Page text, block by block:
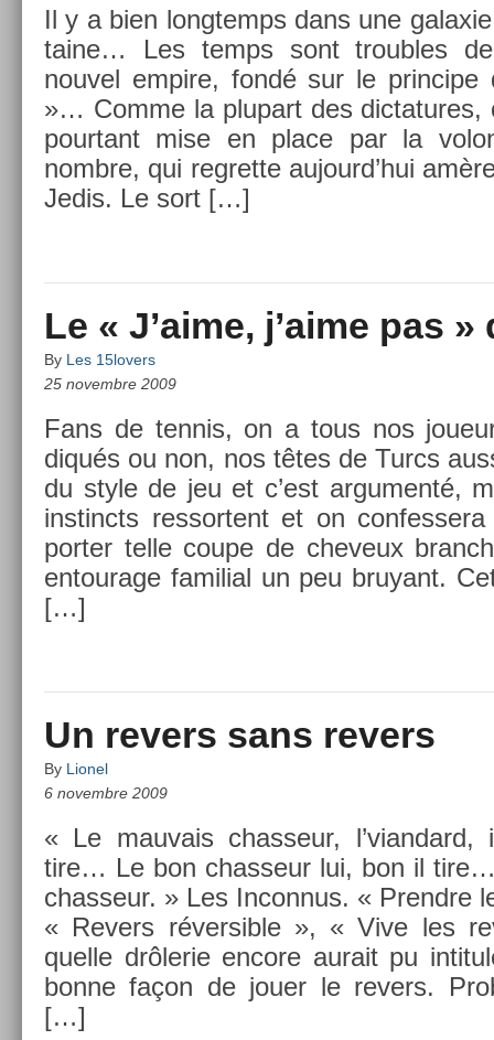
Il y a bien longtemps dans une
taine… Les temps sont troub­les
nouvel em­pire, fondé sur le prin­cipe
»… Comme la plupart des di­cta­tures,
pour­tant mise en place par la
nombre, qui re­gret­te aujourd’hui
Jedis. Le sort […]
Le « J’aime, j’aime pas
By Les 15lovers
25 novembre 2009
Fans de ten­nis, on a tous nos
diqués ou non, nos têtes de Turcs
du style de jeu et c’est ar­gu­menté,
in­stincts re­ssor­tent et on
port­er telle coupe de cheveux
en­tourage famili­al un peu bruyant.
[…]
Un revers sans revers
By Lionel
6 novembre 2009
« Le mauvais chas­seur,
tire… Le bon chas­seur lui, bon il tire…
chas­seur. » Les In­con­nus. « Pre­ndre
« Re­v­ers réver­sible », « Vive les
quel­le drôlerie en­core aurait pu
bonne façon de jouer le re­v­ers.
[…]